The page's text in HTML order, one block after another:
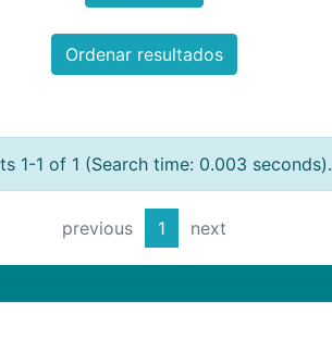
Ordenar resultados
1-1 of 1 (Search time: 0.003 seconds).
previous 1 next